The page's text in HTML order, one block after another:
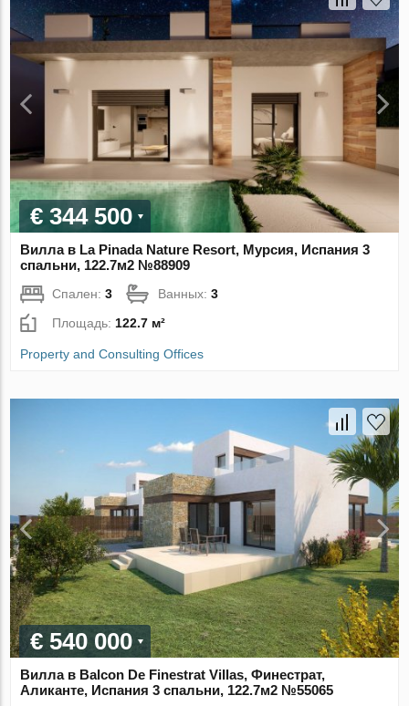
€ 344 500
Вилла в La Pinada Nature Resort, Мурсия, Испания 3
спальни, 122.7м2 №88909
Спален:3 Ванных:3
Площадь: 122.7 м²
Property and Consulting Offices
€ 540 000
Вилла в Balcon De Finestrat Villas, Финестрат,
Аликанте, Испания 3 спальни, 122.7м2 №55065